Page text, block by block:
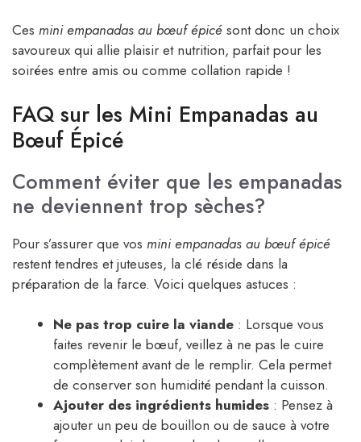
Ces mini empanadas au bœuf épicé sont donc un choix
savoureux qui allie plaisir et nutrition, parfait pour les
soirées entre amis ou comme collation rapide !
FAQ sur les Mini Empanadas au
Bœuf Épicé
Comment éviter que les empanadas
ne deviennent trop sèches?
Pour s’assurer que vos mini empanadas au bœuf épicé
restent tendres et juteuses, la clé réside dans la
préparation de la farce. Voici quelques astuces :
Ne pas trop cuire la viande : Lorsque vous
faites revenir le bœuf, veillez à ne pas le cuire
complètement avant de le remplir. Cela permet
de conserver son humidité pendant la cuisson.
Ajouter des ingrédients humides : Pensez à
ajouter un peu de bouillon ou de sauce à votre